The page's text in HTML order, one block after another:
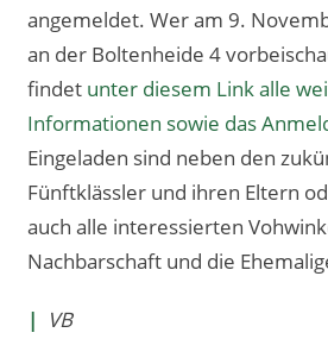
angemeldet. Wer am 9.
an der Boltenheide 4
findet unter diesem Link alle
Informationen sowie das
Eingeladen sind neben den
Fünftklässler und ihren Eltern
auch alle interessierten
Nachbarschaft und die
| VB